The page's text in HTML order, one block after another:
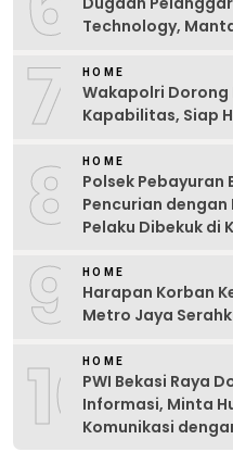
Technology,
7 HOME
Wakapolri
Kapabilitas, Siap
8 HOME
Polsek Pebayuran
Pencurian
Pelaku Dibekuk di
9 HOME
Harapan Korban
Metro Jaya
10HOME
PWI Bekasi Raya
Informasi, Minta
Komunikasi